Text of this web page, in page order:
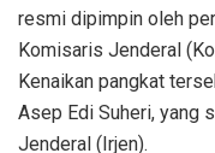
resmi dipimpin oleh
Komisaris Jenderal
Kenaikan pangkat
Asep Edi Suheri, yang
Jenderal (Irjen).